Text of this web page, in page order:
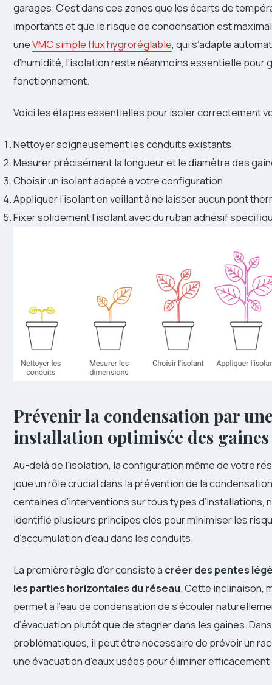
garages. C’est dans ces zones que les écarts de
importants et que le risque de condensation est
uneVMC simple flux hygroréglable, qui s’adapte
d’humidité, l’isolation reste néanmoins essentielle pour
fonctionnement.
Voici les étapes essentielles pour isoler correctement
Nettoyer soigneusement les conduits existants
Mesurer précisément la longueur et le diamètre des
Choisir un isolant adapté à votre configuration
Appliquer l’isolant en veillant à ne laisser aucun pont
Fixer solidement l’isolant avec du ruban adhésif
Prévenir la condensation par
installation optimisée des gaines
Au-delà de l’isolation, la configuration même de votre
joue un rôle crucial dans la prévention de la
centaines d’interventions sur tous types d’installations,
identifié plusieurs principes clés pour minimiser les
d’accumulation d’eau dans les conduits.
La première règle d’or consiste à créer des pentes
les parties horizontales du réseau. Cette inclinaison,
permet à l’eau de condensation de s’écouler
d’évacuation plutôt que de stagner dans les gaines.
problématiques, il peut être nécessaire de prévoir un
une évacuation d’eaux usées pour éliminer